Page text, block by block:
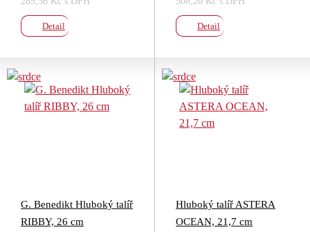
Detail Detail
G. Benedikt Hluboký talíř
RIBBY, 26 cm
Hluboký talíř ASTERA
OCEAN, 21,7 cm